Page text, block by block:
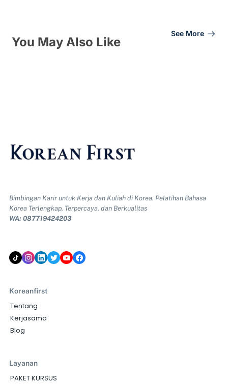
You May Also Like
See More
Bimbingan Karir untuk Kerja dan Kuliah di Korea. Pelatihan Bahasa
Korea Terlengkap, Terpercaya, dan Berkualitas
WA: 087719424203
Koreanfirst
Tentang
Kerjasama
Blog
Layanan
PAKET KURSUS